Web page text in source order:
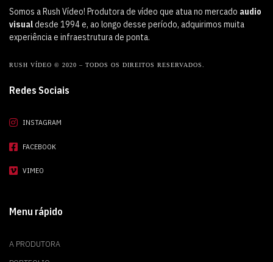
Somos a Rush Vídeo! Produtora de vídeo que atua no mercado audio
visualdesde 1994 e, ao longo desse período, adquirimos muita
experiência e infraestrutura de ponta.
RUSH VÍDEO © 2020 – TODOS OS DIREITOS RESERVADOS.
Redes Sociais
INSTAGRAM
FACEBOOK
VIMEO
Menu rápido
A PRODUTORA